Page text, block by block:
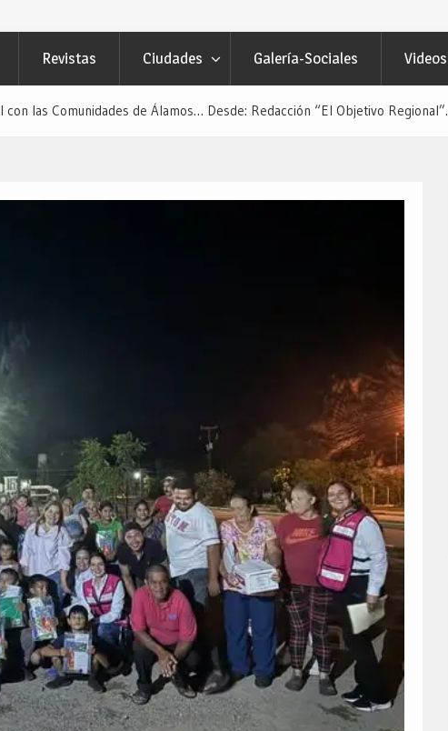
Revistas Ciudades Galería-Sociales Videos
las Comunidades de Álamos… Desde: Redacción “El Objetivo Regional”.